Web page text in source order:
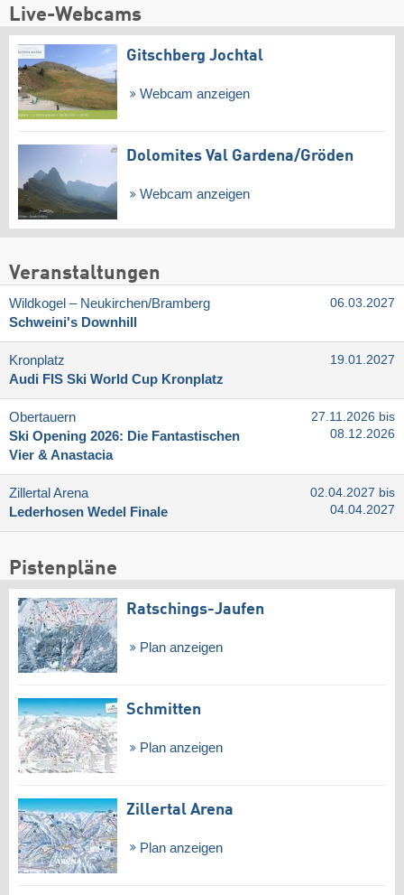
Live-Webcams
Gitschberg Jochtal
Webcam anzeigen
Dolomites Val Gardena/​Gröden
Webcam anzeigen
Veranstaltungen
Wildkogel – Neukirchen/​Bramberg
Schweini's Downhill
06.03.2027
Kronplatz
Audi FIS Ski World Cup Kronplatz
19.01.2027
Obertauern
Ski Opening 2026: Die Fantastischen
Vier & Anastacia
27.11.2026 bis
08.12.2026
Zillertal Arena
Lederhosen Wedel Finale
02.04.2027 bis
04.04.2027
Pistenpläne
Ratschings-Jaufen
Plan anzeigen
Schmitten
Plan anzeigen
Zillertal Arena
Plan anzeigen